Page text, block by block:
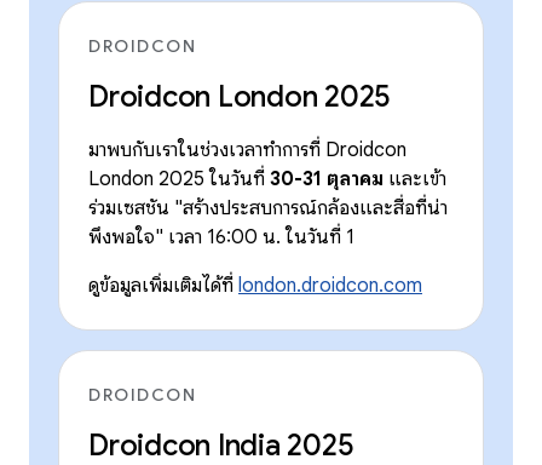
DROIDCON
Droidcon London 2025
มาพบกับเราในช่วงเวลาทำการที่ Droidcon
London 2025 ในวันที่ 30-31 ตุลาคม และเข้า
ร่วมเซสชัน "สร้างประสบการณ์กล้องและสื่อที่น่า
พึงพอใจ" เวลา 16:00 น. ในวันที่ 1
ดูข้อมูลเพิ่มเติมได้ที่ london.droidcon.com
DROIDCON
Droidcon India 2025